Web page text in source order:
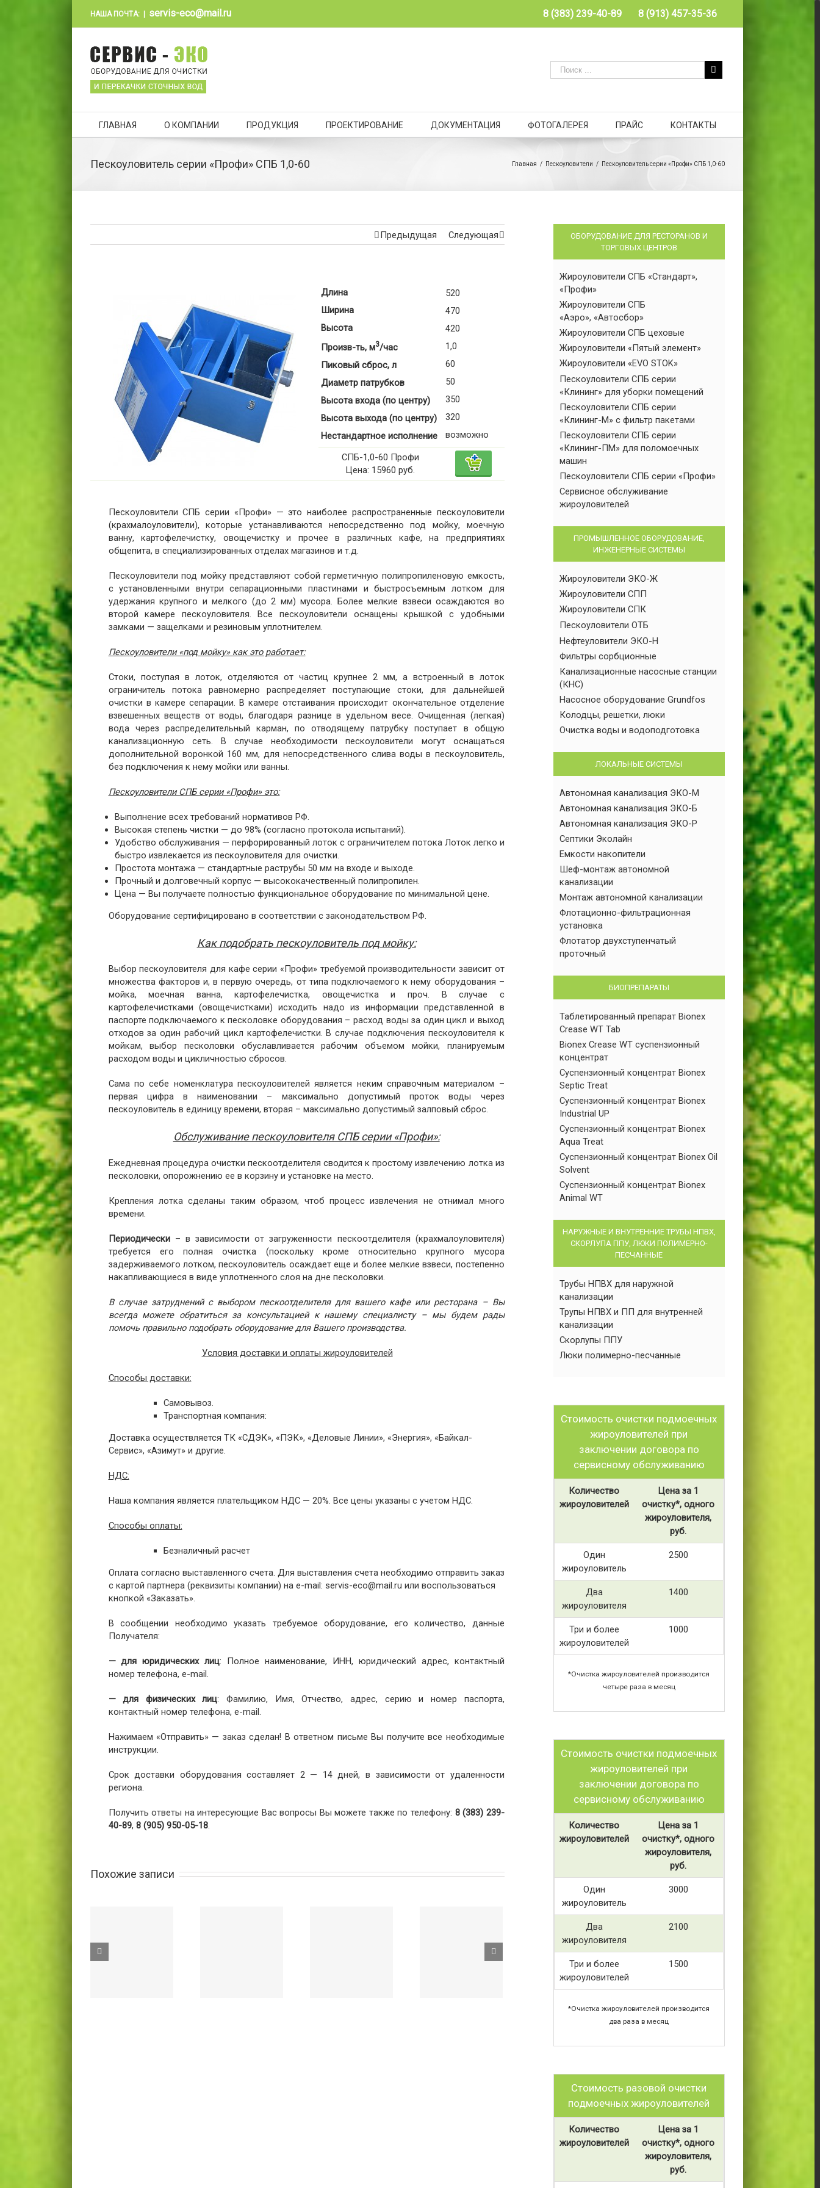
НАША ПОЧТА: servis-eco@mail.ru 8 (383) 239-40-89 8 (913) 457-35-36
ГЛАВНАЯ О КОМПАНИИ ПРОДУКЦИЯ ПРОЕКТИРОВАНИЕ ДОКУМЕНТАЦИЯ ФОТОГАЛЕРЕЯ ПРАЙС КОНТАКТЫ
Пескоуловитель серии «Профи» СПБ 1,0-60 Главная / Пескоуловители / Пескоуловитель серии «Профи» СПБ 1,0-60
Предыдущая Следующая
Длина
Ширина
Высота
Произв-ть, м3/час
Пиковый сброс, л
Диаметр патрубков
Высота входа (по центру)
Высота выхода (по центру)
Нестандартное исполнение
520
470
420
1,0
60
50
350
320
возможно
СПБ-1,0-60 Профи
Цена: 15960 руб.
Пескоуловители СПБ серии «Профи» — это наиболее распространенные пескоуловители
(крахмалоуловители), которые устанавливаются непосредственно под мойку, моечную
ванну, картофелечистку, овощечистку и прочее в различных кафе, на предприятиях
общепита, в специализированных отделах магазинов и т.д.
Пескоуловители под мойку представляют собой герметичную полипропиленовую емкость,
с установленными внутри сепарационными пластинами и быстросъемным лотком для
удержания крупного и мелкого (до 2 мм) мусора. Более мелкие взвеси осаждаются во
второй камере пескоуловителя. Все пескоуловители оснащены крышкой с удобными
замками — защелками и резиновым уплотнителем.
Пескоуловители «под мойку» как это работает:
Стоки, поступая в лоток, отделяются от частиц крупнее 2 мм, а встроенный в лоток
ограничитель потока равномерно распределяет поступающие стоки, для дальнейшей
очистки в камере сепарации. В камере отстаивания происходит окончательное отделение
взвешенных веществ от воды, благодаря разнице в удельном весе. Очищенная (легкая)
вода через распределительный карман, по отводящему патрубку поступает в общую
канализационную сеть. В случае необходимости пескоуловители могут оснащаться
дополнительной воронкой 160 мм, для непосредственного слива воды в пескоуловитель,
без подключения к нему мойки или ванны.
Пескоуловители СПБ серии «Профи» это:
Выполнение всех требований нормативов РФ.
Высокая степень чистки — до 98% (согласно протокола испытаний).
Удобство обслуживания — перфорированный лоток с ограничителем потока Лоток легко и
быстро извлекается из пескоуловителя для очистки.
Простота монтажа — стандартные раструбы 50 мм на входе и выходе.
Прочный и долговечный корпус — высококачественный полипропилен.
Цена — Вы получаете полностью функциональное оборудование по минимальной цене.
Оборудование сертифицировано в соответствии с законодательством РФ.
Как подобрать пескоуловитель под мойку:
Выбор пескоуловителя для кафе серии «Профи» требуемой производительности зависит от
множества факторов и, в первую очередь, от типа подключаемого к нему оборудования –
мойка, моечная ванна, картофелечистка, овощечистка и проч. В случае с
картофелечистками (овощечистками) исходить надо из информации представленной в
паспорте подключаемого к песколовке оборудования – расход воды за один цикл и выход
отходов за один рабочий цикл картофелечистки. В случае подключения пескоуловителя к
мойкам, выбор песколовки обуславливается рабочим объемом мойки, планируемым
расходом воды и цикличностью сбросов.
Сама по себе номенклатура пескоуловителей является неким справочным материалом –
первая цифра в наименовании – максимально допустимый проток воды через
пескоуловитель в единицу времени, вторая – максимально допустимый залповый сброс.
Обслуживание пескоуловителя СПБ серии «Профи»:
Ежедневная процедура очистки пескоотделителя сводится к простому извлечению лотка из
песколовки, опорожнению ее в корзину и установке на место.
Крепления лотка сделаны таким образом, чтоб процесс извлечения не отнимал много
времени.
Периодически– в зависимости от загруженности пескоотделителя (крахмалоуловителя)
требуется его полная очистка (поскольку кроме относительно крупного мусора
задерживаемого лотком, пескоуловитель осаждает еще и более мелкие взвеси, постепенно
накапливающиеся в виде уплотненного слоя на дне песколовки.
В случае затруднений с выбором пескоотделителя для вашего кафе или ресторана – Вы
всегда можете обратиться за консультацией к нашему специалисту – мы будем рады
помочь правильно подобрать оборудование для Вашего производства.
Условия доставки и оплаты жироуловителей
Способы доставки:
Самовывоз.
Транспортная компания:
Доставка осуществляется ТК «СДЭК», «ПЭК», «Деловые Линии», «Энергия», «Байкал-
Сервис», «Азимут» и другие.
НДС:
Наша компания является плательщиком НДС — 20%. Все цены указаны с учетом НДС.
Способы оплаты:
Безналичный расчет
Оплата согласно выставленного счета. Для выставления счета необходимо отправить заказ
с картой партнера (реквизиты компании) на e-mail: servis-eco@mail.ru или воспользоваться
кнопкой «Заказать».
В сообщении необходимо указать требуемое оборудование, его количество, данные
Получателя:
— для юридических лиц: Полное наименование, ИНН, юридический адрес, контактный
номер телефона, e-mail.
— для физических лиц: Фамилию, Имя, Отчество, адрес, серию и номер паспорта,
контактный номер телефона, e-mail.
Нажимаем «Отправить» — заказ сделан! В ответном письме Вы получите все необходимые
инструкции.
Срок доставки оборудования составляет 2 — 14 дней, в зависимости от удаленности
региона.
Получить ответы на интересующие Вас вопросы Вы можете также по телефону: 8 (383) 239-
40-89, 8 (905) 950-05-18.
Похожие записи
ОБОРУДОВАНИЕ ДЛЯ РЕСТОРАНОВ И
ТОРГОВЫХ ЦЕНТРОВ
Жироуловители СПБ «Стандарт»,
«Профи»
Жироуловители СПБ
«Аэро», «Автосбор»
Жироуловители СПБ цеховые
Жироуловители «Пятый элемент»
Жироуловители «EVO STOK»
Пескоуловители СПБ серии
«Клининг» для уборки помещений
Пескоуловители СПБ серии
«Клининг-М» с фильтр пакетами
Пескоуловители СПБ серии
«Клининг-ПМ» для поломоечных
машин
Пескоуловители СПБ серии «Профи»
Сервисное обслуживание
жироуловителей
ПРОМЫШЛЕННОЕ ОБОРУДОВАНИЕ,
ИНЖЕНЕРНЫЕ СИСТЕМЫ
Жироуловители ЭКО-Ж
Жироуловители СПП
Жироуловители СПК
Пескоуловители ОТБ
Нефтеуловители ЭКО-Н
Фильтры сорбционные
Канализационные насосные станции
(КНС)
Насосное оборудование Grundfos
Колодцы, решетки, люки
Очистка воды и водоподготовка
ЛОКАЛЬНЫЕ СИСТЕМЫ
Автономная канализация ЭКО-М
Автономная канализация ЭКО-Б
Автономная канализация ЭКО-Р
Септики Эколайн
Емкости накопители
Шеф-монтаж автономной
канализации
Монтаж автономной канализации
Флотационно-фильтрационная
установка
Флотатор двухступенчатый
проточный
БИОПРЕПАРАТЫ
Таблетированный препарат Bionex
Crease WT Tab
Bionex Crease WT суспензионный
концентрат
Суспензионный концентрат Bionex
Septic Treat
Суспензионный концентрат Bionex
Industrial UP
Суспензионный концентрат Bionex
Aqua Treat
Суспензионный концентрат Bionex Oil
Solvent
Суспензионный концентрат Bionex
Animal WT
НАРУЖНЫЕ И ВНУТРЕННИЕ ТРУБЫ НПВХ,
СКОРЛУПА ППУ, ЛЮКИ ПОЛИМЕРНО-
ПЕСЧАННЫЕ
Трубы НПВХ для наружной
канализации
Трупы НПВХ и ПП для внутренней
канализации
Скорлупы ППУ
Люки полимерно-песчанные
Стоимость очистки подмоечных
жироуловителей при
заключении договора по
сервисному обслуживанию
Количество
жироуловителей
Цена за 1
очистку*, одного
жироуловителя,
руб.
Один
жироуловитель
2500
Два
жироуловителя
1400
Три и более
жироуловителей
1000
*Очистка жироуловителей производится
четыре раза в месяц
Стоимость очистки подмоечных
жироуловителей при
заключении договора по
сервисному обслуживанию
Количество
жироуловителей
Цена за 1
очистку*, одного
жироуловителя,
руб.
Один
жироуловитель
3000
Два
жироуловителя
2100
Три и более
жироуловителей
1500
*Очистка жироуловителей производится
два раза в месяц
Стоимость разовой очистки
подмоечных жироуловителей
Количество
жироуловителей
Цена за 1
очистку*, одного
жироуловителя,
руб.